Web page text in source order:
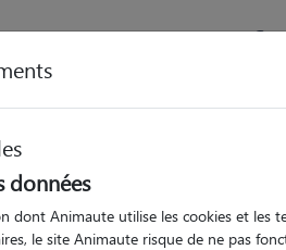
GARDE ANIMAUX à Colomiers :
garde animaux
données
dont Animaute utilise les cookies et les
le site Animaute risque de ne pas